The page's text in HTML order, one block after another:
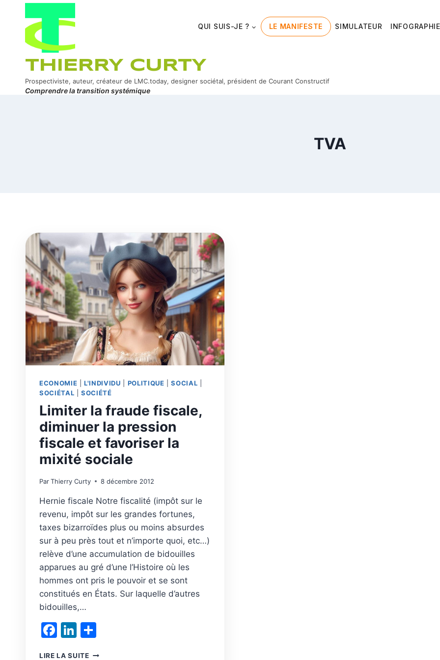
QUI SUIS-JE ? LE MANIFESTE SIMULATEUR
THIERRY CURTY
Prospectiviste, auteur, créateur de LMC.today, designer sociétal, président de Courant Constructif
Comprendre la transition systémique
TVA
ECONOMIE |L'INDIVIDU POLITIQUE |SOCIAL
SOCIÉTAL |SOCIÉTÉ
Limiter la fraude fiscale,
diminuer la pression
fiscale et favoriser la
mixité sociale
ParThierry Curty 8 décembre 2012
Hernie fiscale Notre fiscalité (impôt sur le
revenu, impôt sur les grandes fortunes,
taxes bizarroïdes plus ou moins absurdes
sur à peu près tout et n’importe quoi, etc…)
relève d’une accumulation de bidouilles
apparues au gré d’une l’Histoire où les
hommes ont pris le pouvoir et se sont
constitués en États. Sur laquelle d’autres
bidouilles,…
Facebook
LinkedIn
LIRE LA SUITELIMITER